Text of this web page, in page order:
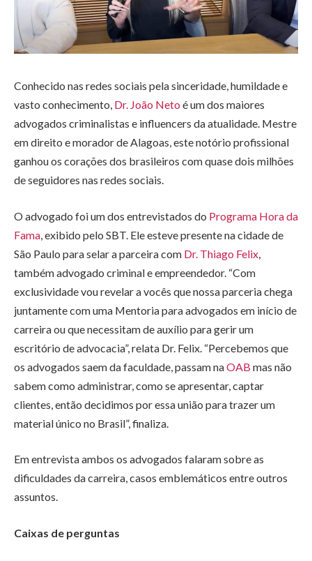
Conhecido nas redes sociais pela sinceridade, humildade e
vasto conhecimento, Dr. João Neto é um dos maiores
advogados criminalistas e influencers da atualidade. Mestre
em direito e morador de Alagoas, este notório profissional
ganhou os corações dos brasileiros com quase dois milhões
de seguidores nas redes sociais.
O advogado foi um dos entrevistados do Programa Hora da
Fama, exibido pelo SBT. Ele esteve presente na cidade de
São Paulo para selar a parceira com Dr. Thiago Felix,
também advogado criminal e empreendedor. “Com
exclusividade vou revelar a vocês que nossa parceria chega
juntamente com uma Mentoria para advogados em início de
carreira ou que necessitam de auxílio para gerir um
escritório de advocacia”, relata Dr. Felix. “Percebemos que
os advogados saem da faculdade, passam naOAB mas não
sabem como administrar, como se apresentar, captar
clientes, então decidimos por essa união para trazer um
material único no Brasil”, finaliza.
Em entrevista ambos os advogados falaram sobre as
dificuldades da carreira, casos emblemáticos entre outros
assuntos.
Caixas de perguntas